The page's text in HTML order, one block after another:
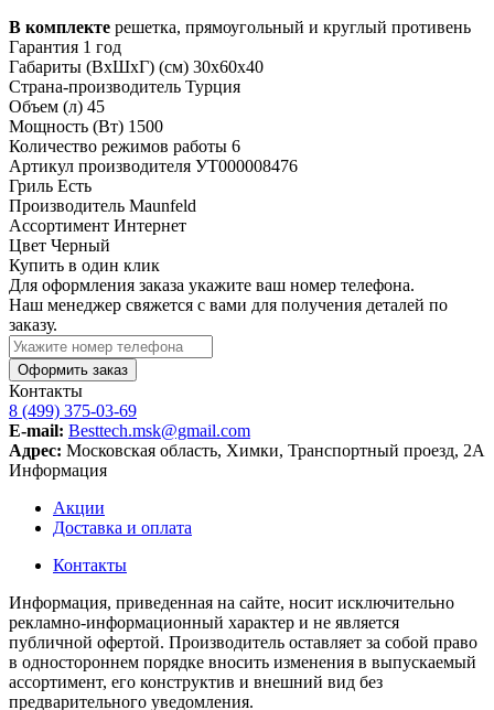
В комплекте решетка, прямоугольный и круглый противень
Гарантия 1 год
Габариты (ВхШхГ) (см) 30х60х40
Страна-производитель Турция
Объем (л) 45
Мощность (Вт) 1500
Количество режимов работы 6
Артикул производителя УТ000008476
Гриль Есть
Производитель Maunfeld
Ассортимент Интернет
Цвет Черный
Купить в один клик
Для оформления заказа укажите ваш номер телефона.
Наш менеджер свяжется с вами для получения деталей по
заказу.
Оформить заказ
Контакты
8 (499) 375-03-69
E-mail: Besttech.msk@gmail.com
Адрес: Московская область, Химки, Транспортный проезд, 2А
Информация
Акции
Доставка и оплата
Контакты
Информация, приведенная на сайте, носит исключительно
рекламно-информационный характер и не является
публичной офертой. Производитель оставляет за собой право
в одностороннем порядке вносить изменения в выпускаемый
ассортимент, его конструктив и внешний вид без
предварительного уведомления.